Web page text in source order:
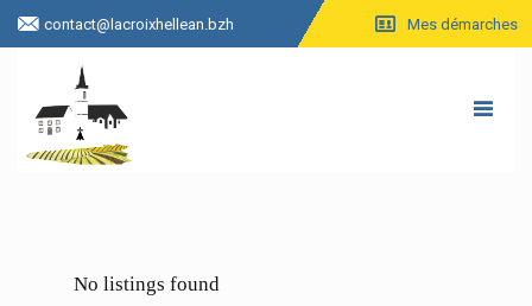
contact@lacroixhellean.bzh Mes démarches
No listings found